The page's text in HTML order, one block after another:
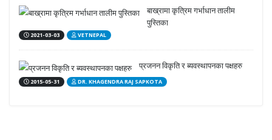
बाख्रामा कृत्रिम गर्भाधान तालीम
पुस्तिका
2021-03-03 VETNEPAL
प्रजनन विकृति र ब्यवस्थापनका पक्षहरु
2015-05-31 DR. KHAGENDRA RAJ SAPKOTA